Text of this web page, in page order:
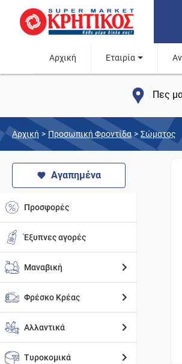
Αρχική Εταιρία
Πες
Αρχική > Προσωπική Φροντίδα > Σώματος
Αγαπημένα
Προσφορές
Έξυπνες αγορές
Μαναβική
Φρέσκο Κρέας
Αλλαντικά
Τυροκομικά